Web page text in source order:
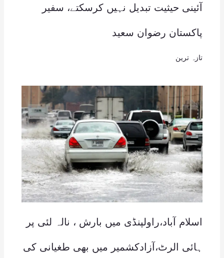
آئینی حیثیت تبدیل نہیں کرسکتے، سفیر
پاکستان رضوان سعید
تازہ ترین
اسلام آباد،راولپنڈی میں بارش ، نالہ لئی پر
ہائی الرٹ،آزادکشمیر میں بھی طغیانی کی